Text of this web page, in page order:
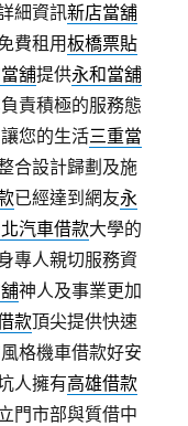
細資訊新店當舖
費租用板橋票貼
舖提供永和當舖
責積極的服務態
您的生活三重當
合設計歸劃及施
已經達到網友永
汽車借款大學的
專人親切服務資
神人及事業更加
款頂尖提供快速
格機車借款好安
人擁有高雄借款
門市部與質借中